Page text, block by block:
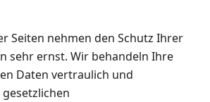
Seiten nehmen den Schutz Ihrer
sehr ernst. Wir behandeln Ihre
Daten vertraulich und